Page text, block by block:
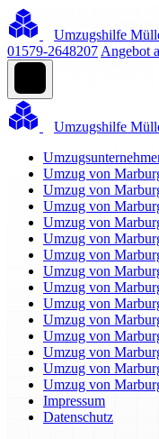
Umzugshilfe
01579-2648207 Angebot
Umzugshilfe
Umzug von
Umzug von
Umzug von
Umzug von
Umzug von
Umzug von
Umzug von
Umzug von
Umzug von
Umzug von
Umzug von
Umzug von
Umzug von
Umzug von
Impressum
Datenschutz